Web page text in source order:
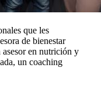
que les
de bienestar
en nutrición y
un coaching